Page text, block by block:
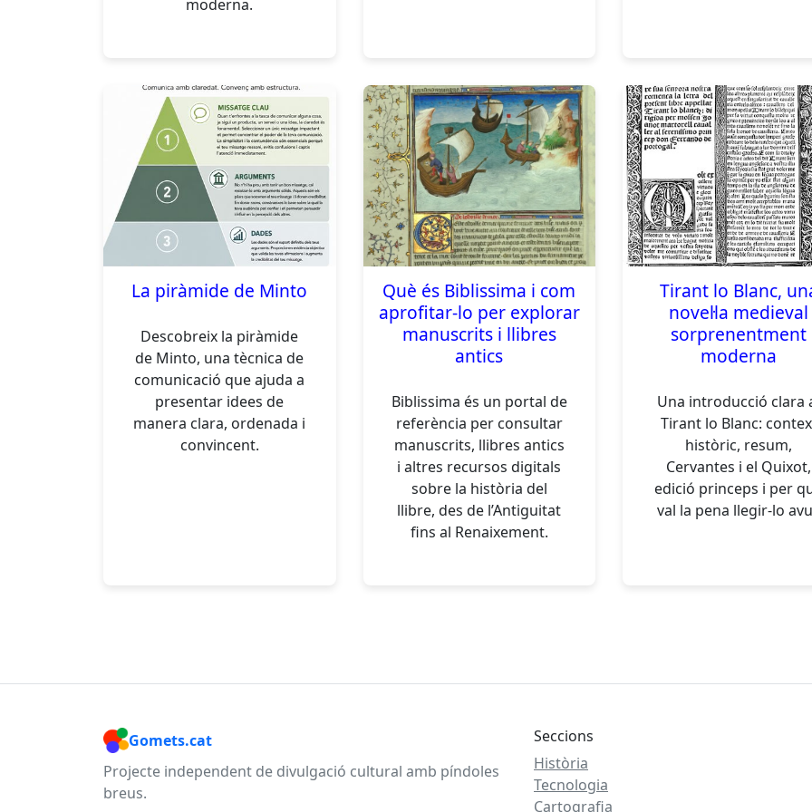
moderna.
La piràmide de Minto
Descobreix la piràmide
de Minto, una tècnica de
comunicació que ajuda a
presentar idees de
manera clara, ordenada i
convincent.
Què és Biblissima i com
aprofitar-lo per explorar
manuscrits i llibres
antics
Biblissima és un portal de
referència per consultar
manuscrits, llibres antics
i altres recursos digitals
sobre la història del
llibre, des de l’Antiguitat
fins al Renaixement.
Tirant lo Blanc,
novel·la medieval
sorprenentment
moderna
Una introducció clara
Tirant lo Blanc:
històric, resum,
Cervantes i el Quixot,
edició princeps i per
val la pena llegir-lo
Gomets.cat
Projecte independent de divulgació cultural amb píndoles
breus.
Seccions
Història
Tecnologia
Cartografia